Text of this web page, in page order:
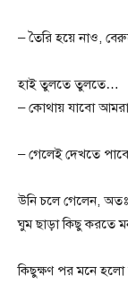
– তৈরি হয়ে নাও,
হাই তুলতে তুলতে…
– কোথায় যাবো
– গেলেই দেখতে
উনি চলে গেলেন,
ঘুম ছাড়া কিছু করতে
কিছুক্ষণ পর মনে হলো